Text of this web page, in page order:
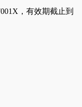
，有效期截止到